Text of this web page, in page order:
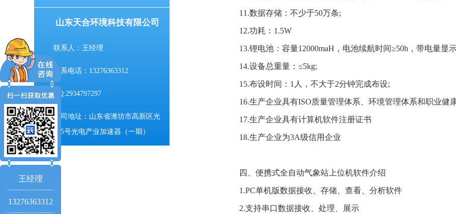
山东天合环境科技有限公司
联系人：王经理
联系电话：13276363312
QQ:2934797297
公司地址：山东省潍坊市高新区光
电路155号光电产业加速器（一期）
11.数据存储：不少于50万条;
12.功耗：1.5W
13.锂电池：容量12000maH，电池续航时间≥50h，带电量显
14.设备总重量：≤5kg;
15.布设时间：1人，不大于2分钟完成布设;
16.生产企业具有ISO质量管理体系、环境管理体系和职业健
17.生产企业具有计算机软件注册证书
18.生产企业为3A级信用企业
四、便携式全自动气象站上位机软件介绍
1.PC单机版数据接收、存储、查看、分析软件
2.支持串口数据接收、处理、展示
王经理
13276363312